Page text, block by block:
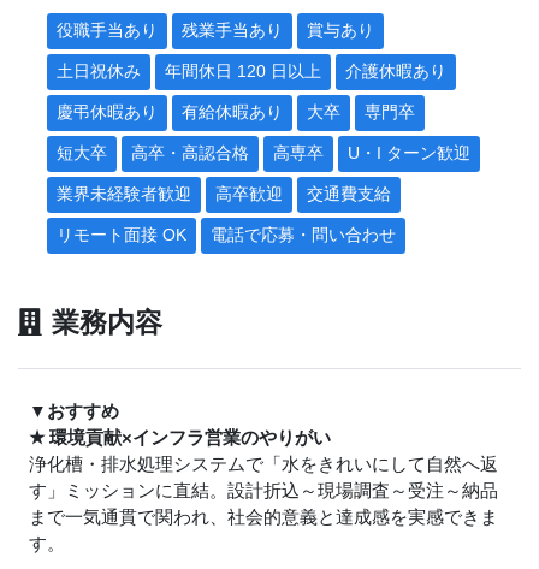
役職手当あり 残業手当あり 賞与あり
土日祝休み 年間休日 120 日以上 介護休暇あり
慶弔休暇あり 有給休暇あり 大卒 専門卒
短大卒 高卒・高認合格 高専卒 U・I ターン歓迎
業界未経験者歓迎 高卒歓迎 交通費支給
リモート面接 OK 電話で応募・問い合わせ
業務内容
▼おすすめ
★環境貢献×インフラ営業のやりがい
浄化槽・排水処理システムで「水をきれいにして自然へ返
す」ミッションに直結。設計折込～現場調査～受注～納品
まで一気通貫で関われ、社会的意義と達成感を実感できま
す。